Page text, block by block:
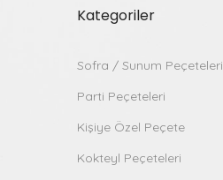
Kategoriler
Sofra / Sunum Peçeteleri
Parti Peçeteleri
Kişiye Özel Peçete
Kokteyl Peçeteleri